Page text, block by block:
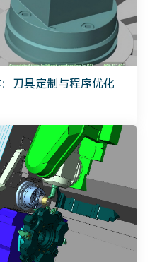
刀具定制与程序优化